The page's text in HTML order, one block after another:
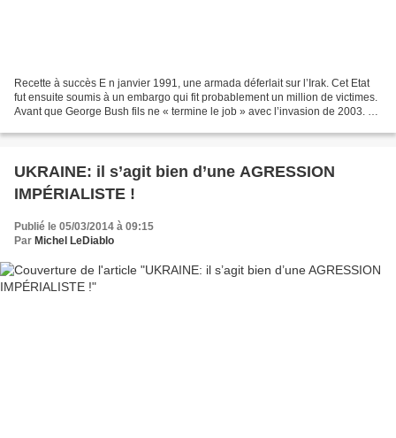
Recette à succès E n janvier 1991, une armada déferlait sur l’Irak. Cet Etat
fut ensuite soumis à un embargo qui fit probablement un million de victimes.
Avant que George Bush fils ne « termine le job » avec l’invasion de 2003. Le
UKRAINE: il s’agit bien d’une AGRESSION
IMPÉRIALISTE !
Publié le 05/03/2014 à 09:15
Par Michel LeDiablo